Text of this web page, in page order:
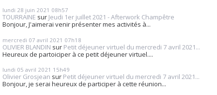
lundi 28 juin 2021 08h57
TOURRAINE sur Jeudi 1er juillet 2021 - Afterwork Champêtre
Bonjour, J'aimerai venir présenter mes activités à...
mercredi 07 avril 2021 07h18
OLIVIER BLANDIN sur Petit déjeuner virtuel du mercredi 7 avril 2021...
Heureux de partoiciper à ce petit déjeuner virtuel....
lundi 05 avril 2021 15h49
Olivier Grosjean sur Petit déjeuner virtuel du mercredi 7 avril 2021...
Bonjour, je serai heureux de participer à cette réunion...